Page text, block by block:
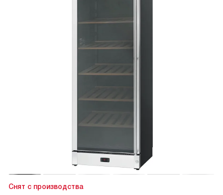
Снят с производства